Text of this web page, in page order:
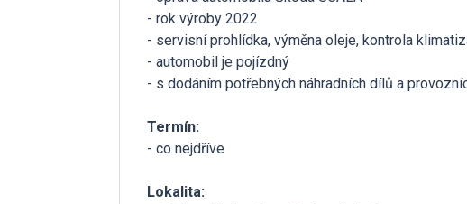
- rok výroby 2022
- servisní prohlídka, výměna oleje, kontrola
- automobil je pojízdný
- s dodáním potřebných náhradních dílů a
Termín:
- co nejdříve
Lokalita: